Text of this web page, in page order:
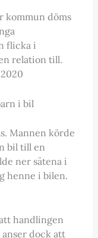
kommun döms
flicka i
relation till.
i bil
Mannen körde
bil till en
ner sätena i
henne i bilen.
handlingen
dock att